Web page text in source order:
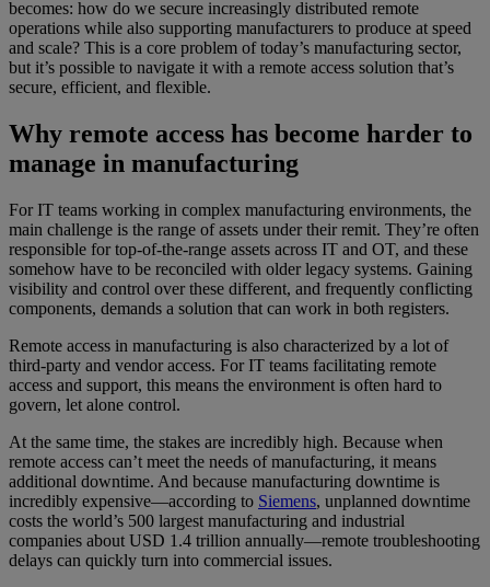
becomes: how do we secure increasingly distributed remote
operations while also supporting manufacturers to produce at speed
and scale? This is a core problem of today’s manufacturing sector,
but it’s possible to navigate it with a remote access solution that’s
secure, efficient, and flexible.
Why remote access has become harder to
manage in manufacturing
For IT teams working in complex manufacturing environments, the
main challenge is the range of assets under their remit. They’re often
responsible for top-of-the-range assets across IT and OT, and these
somehow have to be reconciled with older legacy systems. Gaining
visibility and control over these different, and frequently conflicting
components, demands a solution that can work in both registers.
Remote access in manufacturing is also characterized by a lot of
third-party and vendor access. For IT teams facilitating remote
access and support, this means the environment is often hard to
govern, let alone control.
At the same time, the stakes are incredibly high. Because when
remote access can’t meet the needs of manufacturing, it means
additional downtime. And because manufacturing downtime is
incredibly expensive—according to Siemens, unplanned downtime
costs the world’s 500 largest manufacturing and industrial
companies about USD 1.4 trillion annually—remote troubleshooting
delays can quickly turn into commercial issues.